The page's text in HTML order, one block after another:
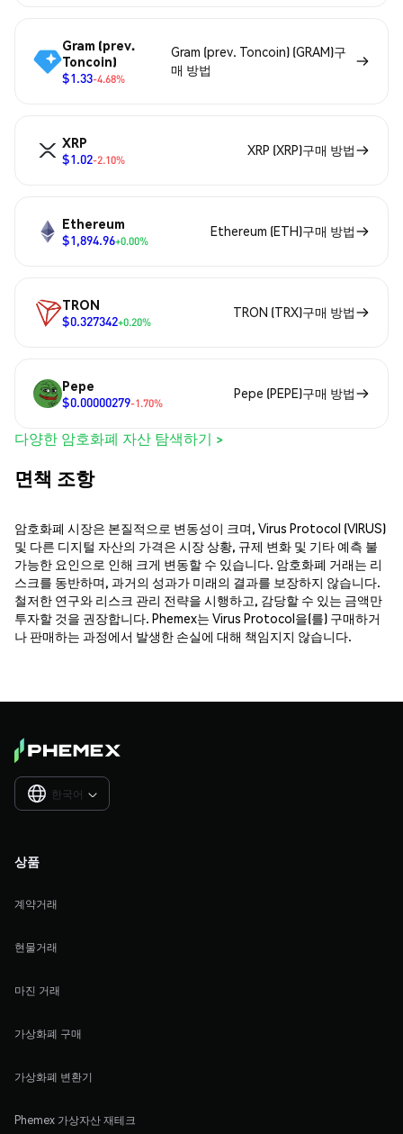
Gram (prev.
Toncoin)
$1.33-4.68%
Gram (prev. Toncoin) (GRAM)구
매 방법
XRP
$1.02-2.10%
XRP (XRP)구매 방법
Ethereum
$1,894.96+0.00%
Ethereum (ETH)구매 방법
TRON
$0.327342+0.20%
TRON (TRX)구매 방법
Pepe
$0.00000279-1.70%
Pepe (PEPE)구매 방법
다양한 암호화폐 자산 탐색하기 >
면책 조항
암호화폐 시장은 본질적으로 변동성이 크며, Virus Protocol (VIRUS)
및 다른 디지털 자산의 가격은 시장 상황, 규제 변화 및 기타 예측 불
가능한 요인으로 인해 크게 변동할 수 있습니다. 암호화폐 거래는 리
스크를 동반하며, 과거의 성과가 미래의 결과를 보장하지 않습니다.
철저한 연구와 리스크 관리 전략을 시행하고, 감당할 수 있는 금액만
투자할 것을 권장합니다. Phemex는 Virus Protocol을(를) 구매하거
나 판매하는 과정에서 발생한 손실에 대해 책임지지 않습니다.
한국어 
상품
계약거래
현물거래
마진 거래
가상화폐 구매
가상화폐 변환기
Phemex 가상자산 재테크